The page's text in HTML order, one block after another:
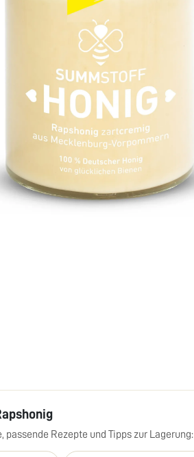
passende Rezepte und Tipps zur Lagerung: